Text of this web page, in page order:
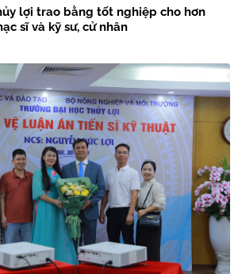
lợi trao bằng tốt nghiệp cho hơn
sĩ và kỹ sư, cử nhân